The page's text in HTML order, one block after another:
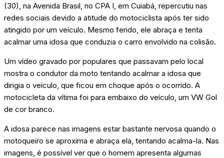
(30), na Avenida Brasil, no CPA I, em Cuiabá, repercutiu nas
redes sociais devido a atitude do motociclista após ter sido
atingido por um veículo. Mesmo ferido, ele abraça e tenta
acalmar uma idosa que conduzia o carro envolvido na colisão.
Um vídeo gravado por populares que passavam pelo local
mostra o condutor da moto tentando acalmar a idosa que
dirigia o veículo, que ficou em choque após o ocorrido. A
motocicleta da vítima foi para embaixo do veículo, um VW Gol
de cor branco.
A idosa parece nas imagens estar bastante nervosa quando o
motoqueiro se aproxima e abraça ela, tentando acalma-la. Nas
imagens, é possível ver que o homem apresenta algumas